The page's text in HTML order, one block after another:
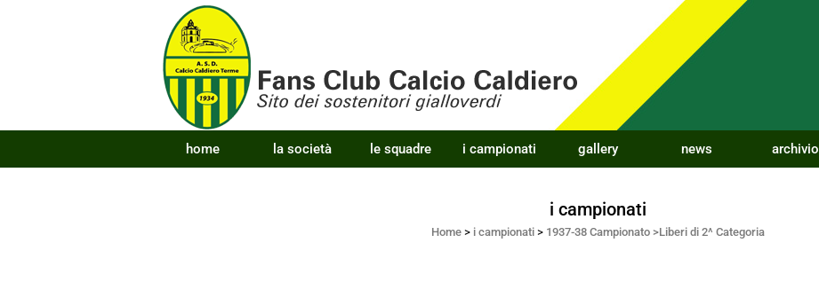
home la società le squadre i campionati gallery news archivio
i campionati
Home> i campionati> 1937-38 Campionato >Liberi di 2^ Categoria